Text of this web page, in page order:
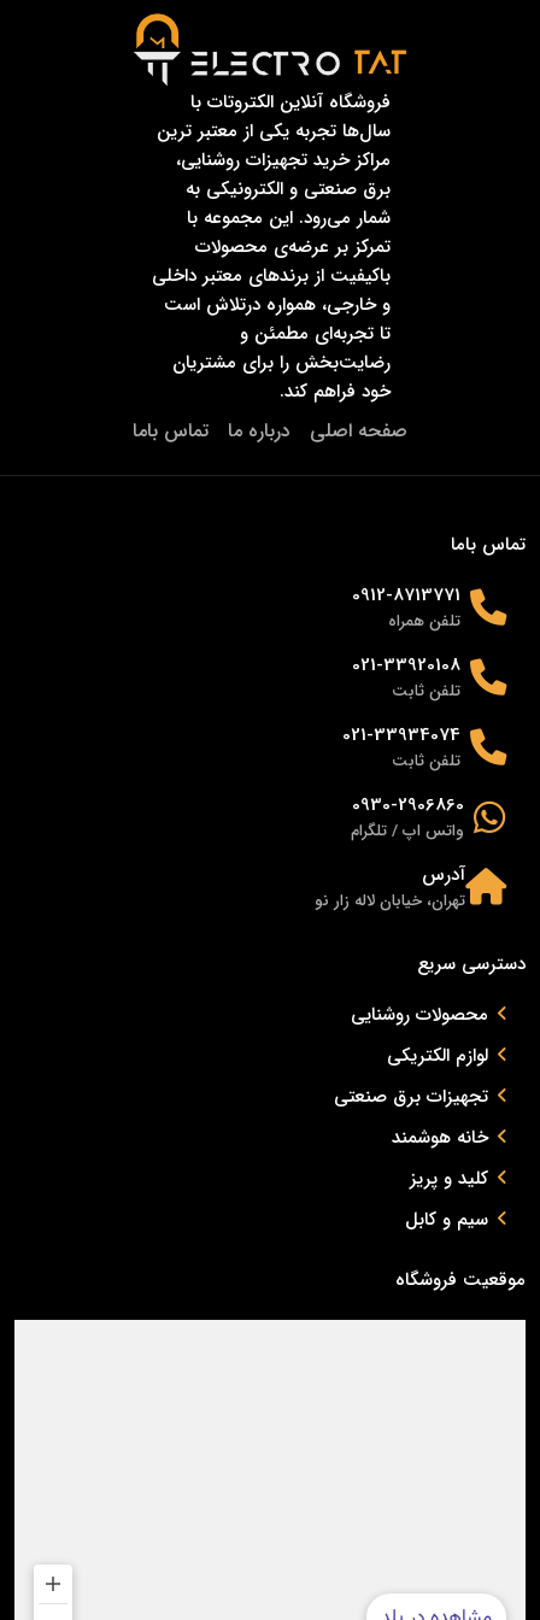
فروشگاه آنلاین الکتروتات با
سال‌ها تجربه یکی از معتبر ترین
مراکز خرید تجهیزات روشنایی،
برق صنعتی و الکترونیکی به
شمار می‌رود. این مجموعه با
تمرکز بر عرضه‌ی محصولات
باکیفیت از برندهای معتبر داخلی
و خارجی، همواره درتلاش است
تا تجربه‌ای مطمئن و
رضایت‌بخش را برای مشتریان
خود فراهم کند.
صفحه اصلی درباره ما تماس باما
تماس باما
0912-8713771
تلفن همراه
021-33920108
تلفن ثابت
021-33934074
تلفن ثابت
0930-2906860
واتس اپ / تلگرام
آدرس
تهران، خیابان لاله زار نو
دسترسی سریع
محصولات روشنایی
لوازم الکتریکی
تجهیزات برق صنعتی
خانه هوشمند
کلید و پریز
سیم و کابل
موقعیت فروشگاه